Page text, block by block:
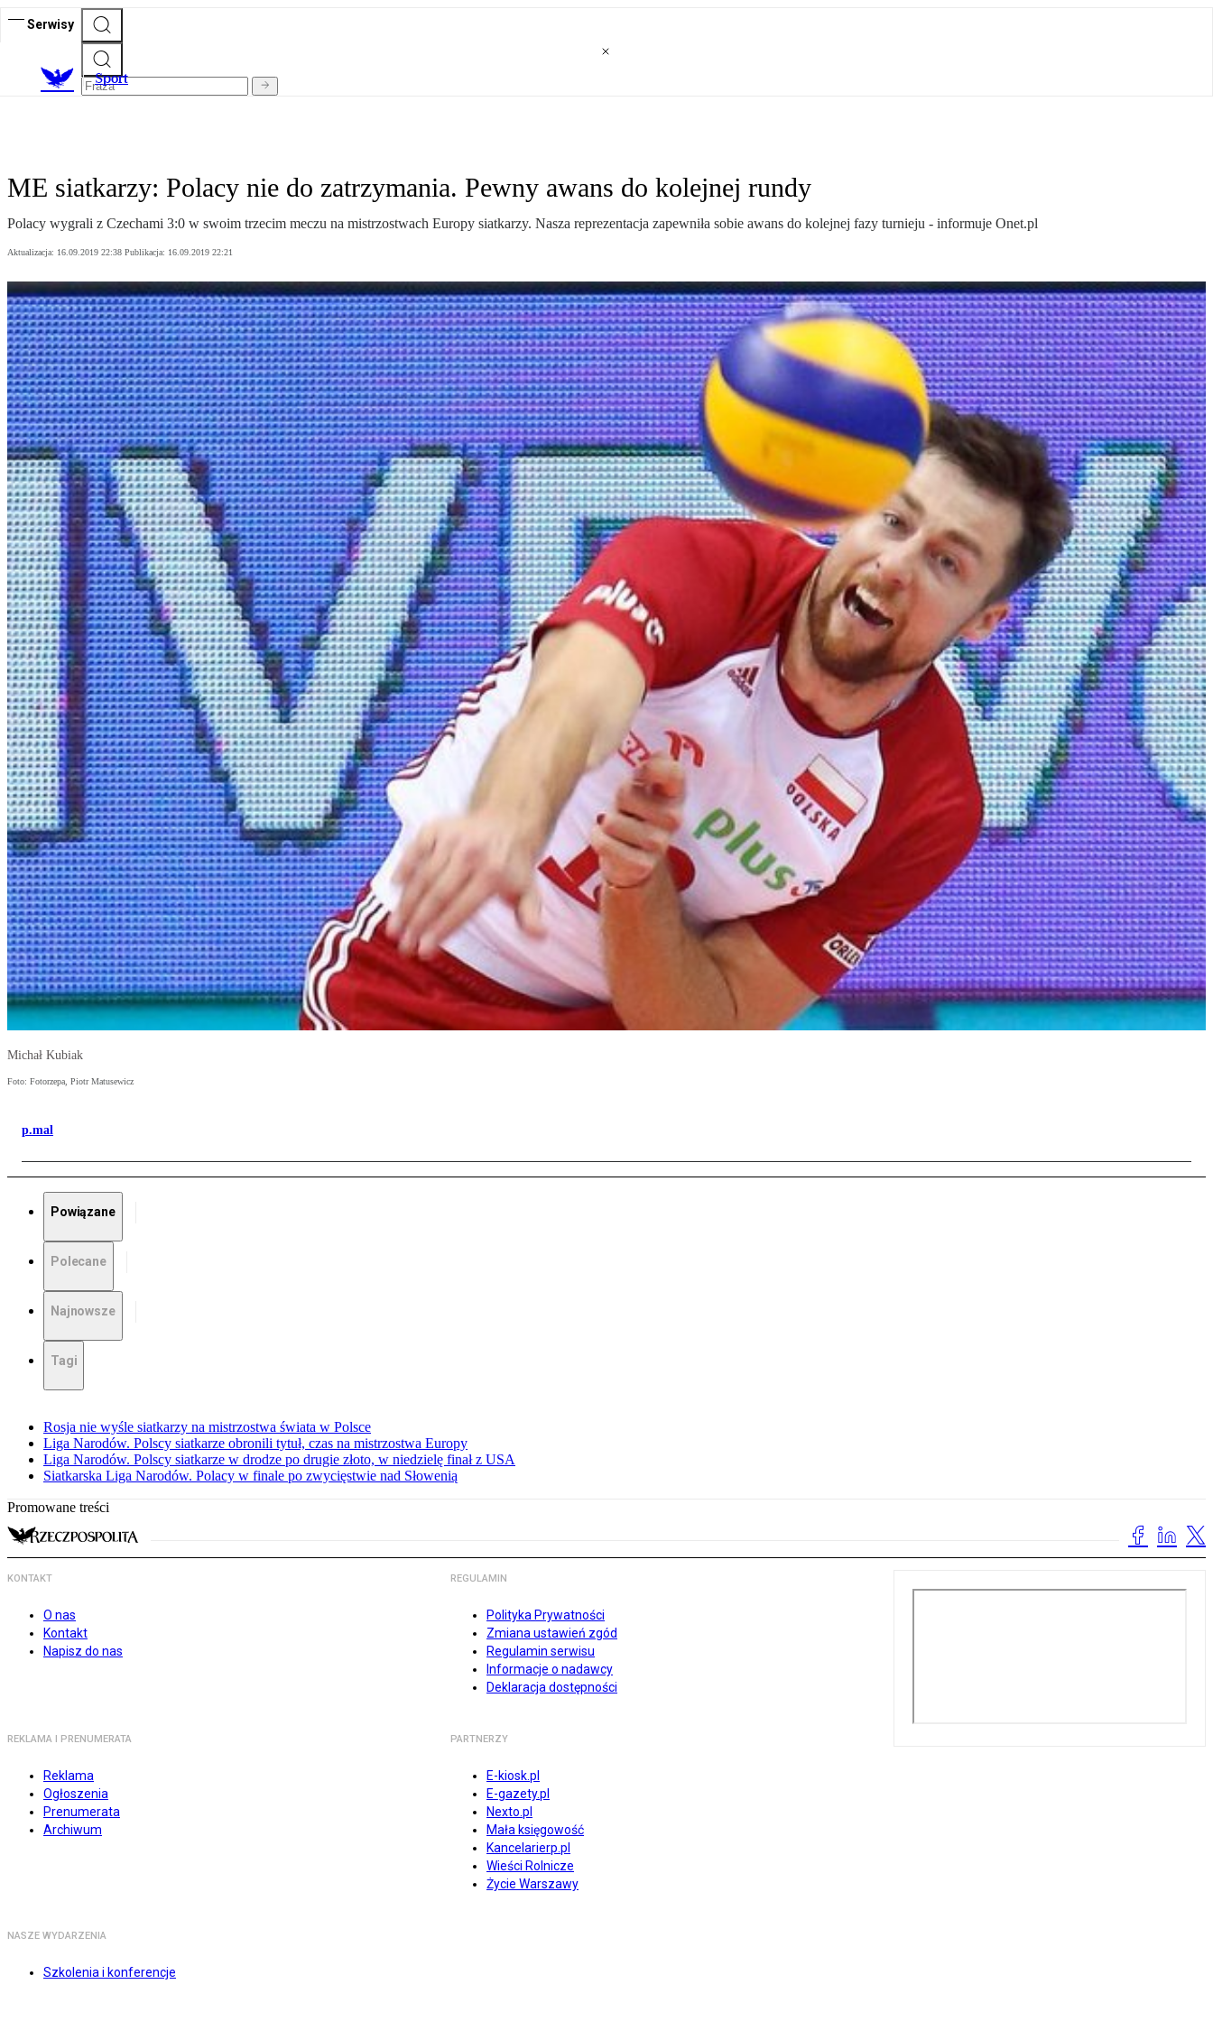
Serwisy
Sport
ME siatkarzy: Polacy nie do zatrzymania. Pewny awans do kolejnej rundy
Polacy wygrali z Czechami 3:0 w swoim trzecim meczu na mistrzostwach Europy siatkarzy. Nasza reprezentacja zapewniła sobie awans do kolejnej fazy turnieju - informuje Onet.pl
Aktualizacja: 16.09.2019 22:38 Publikacja: 16.09.2019 22:21
Michał Kubiak
Foto: Fotorzepa, Piotr Matusewicz
p.mal
Powiązane
Polecane
Najnowsze
Tagi
Rosja nie wyśle siatkarzy na mistrzostwa świata w Polsce
Liga Narodów. Polscy siatkarze obronili tytuł, czas na mistrzostwa Europy
Liga Narodów. Polscy siatkarze w drodze po drugie złoto, w niedzielę finał z USA
Siatkarska Liga Narodów. Polacy w finale po zwycięstwie nad Słowenią
Promowane treści
KONTAKT
O nas
Kontakt
Napisz do nas
REGULAMIN
Polityka Prywatności
Zmiana ustawień zgód
Regulamin serwisu
Informacje o nadawcy
Deklaracja dostępności
REKLAMA I PRENUMERATA
Reklama
Ogłoszenia
Prenumerata
Archiwum
PARTNERZY
E-kiosk.pl
E-gazety.pl
Nexto.pl
Mała księgowość
Kancelarierp.pl
Wieści Rolnicze
Życie Warszawy
NASZE WYDARZENIA
Szkolenia i konferencje